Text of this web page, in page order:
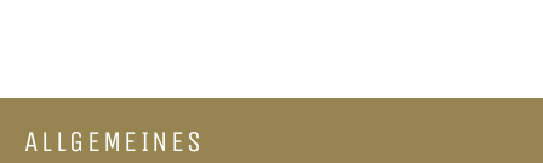
ALLGEMEINES